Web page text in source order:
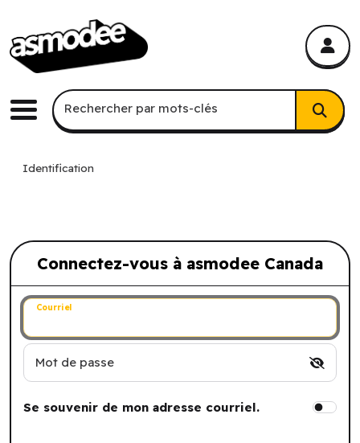
Menu
Recherche par mots-clés
Rechercher par mots-clés
Identification
Connectez-vous à asmodee Canada
Connectez-vous à asmodee Canada
Courriel
Mot de passe
Se souvenir de mon adresse courriel.